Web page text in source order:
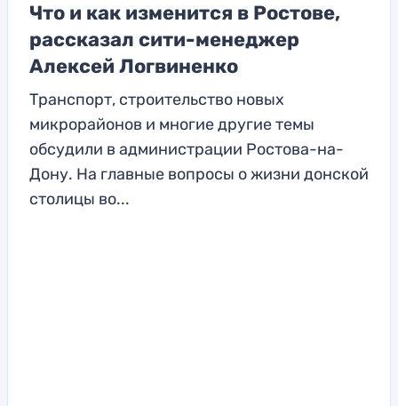
Что и как изменится в Ростове,
рассказал сити-менеджер
Алексей Логвиненко
Транспорт, строительство новых
микрорайонов и многие другие темы
обсудили в администрации Ростова-на-
Дону. На главные вопросы о жизни донской
столицы во...